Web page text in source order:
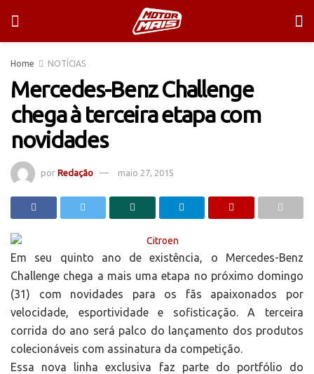
Home NOTÍCIAS
Mercedes-Benz Challenge
chega à terceira etapa com
novidades
por Redação maio 27, 2015
Em seu quinto ano de existência, o Mercedes-Benz
Challenge chega a mais uma etapa no próximo domingo
(31) com novidades para os fãs apaixonados por
velocidade, esportividade e sofisticação. A terceira
corrida do ano será palco do lançamento dos produtos
colecionáveis com assinatura da competição.
Essa nova linha exclusiva faz parte do portfólio do